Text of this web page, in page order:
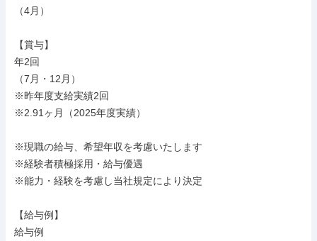
（4月）
【賞与】
年2回
（7月・12月）
※昨年度支給実績2回
※2.91ヶ月（2025年度実績）
※現職の給与、希望年収を考慮いたします
※経験者積極採用・給与優遇
※能力・経験を考慮し当社規定により決定
【給与例】
給与例